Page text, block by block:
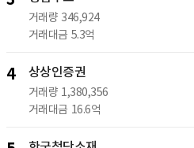
거래량 346,924
거래대금 5.3억
4 상상인증권
거래량 1,380,356
거래대금 16.6억